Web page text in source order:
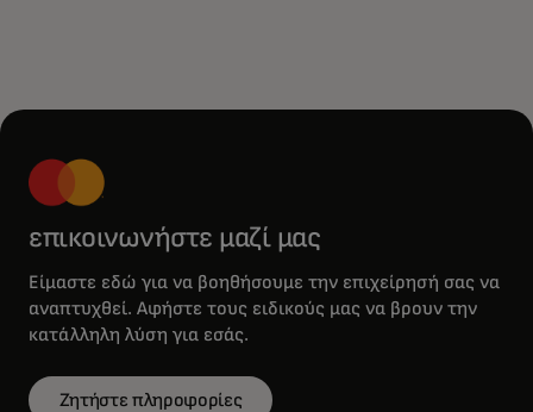
επικοινωνήστε μαζί μας
Είμαστε εδώ για να βοηθήσουμε την επιχείρησή σας να
αναπτυχθεί. Αφήστε τους ειδικούς μας να βρουν την
κατάλληλη λύση για εσάς.
Ζητήστε πληροφορίες